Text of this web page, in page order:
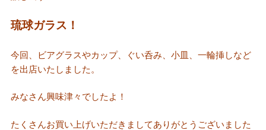
琉球ガラス！
今回、ビアグラスやカップ、ぐい呑み、小皿、一輪挿しなど
を出店いたしました。
みなさん興味津々でしたよ！
たくさんお買い上げいただきましてありがとうございました